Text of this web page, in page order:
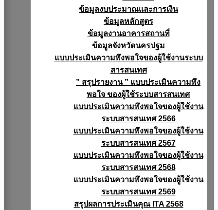
ข้อมูลงบประมาณเเละการเงิน
ข้อมูลหลักสูตร
ข้อมูลงานอาคารสถานที่
ข้อมูลจังหวัดนครปฐม
แบบประเมินความพึงพอใจของผู้ใช้งานระบบ
สารสนเทศ
” สรุปรายงาน ” แบบประเมินความพึง
พอใจ ของผู้ใช้ระบบสารสนเทศ
แบบประเมินความพึงพอใจของผู้ใช้งาน
ระบบสารสนเทศ 2566
แบบประเมินความพึงพอใจของผู้ใช้งาน
ระบบสารสนเทศ 2567
แบบประเมินความพึงพอใจของผู้ใช้งาน
ระบบสารสนเทศ 2568
แบบประเมินความพึงพอใจของผู้ใช้งาน
ระบบสารสนเทศ 2569
สรุปผลการประเมินคุณ ITA 2568